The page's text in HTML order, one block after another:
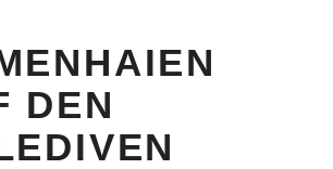
DEN